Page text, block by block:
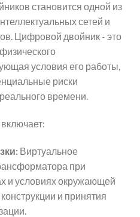
становится одной из
сетей и
Цифровой двойник - это
условия его работы,
риски
времени.
Виртуальное
при
и условиях окружающей
и принятия